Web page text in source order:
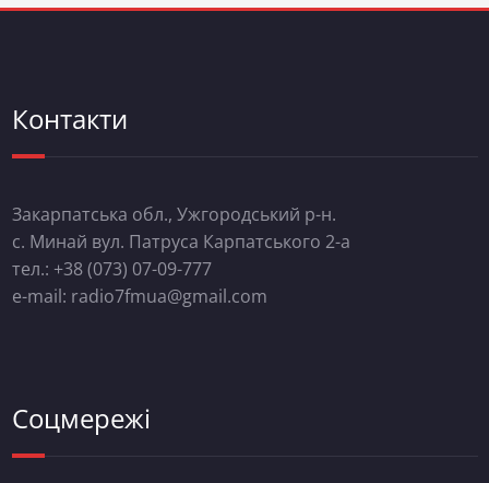
Контакти
Закарпатська обл., Ужгородський р-н.
с. Минай вул. Патруса Карпатського 2-а
тел.: +38 (073) 07-09-777
e-mail: radio7fmua@gmail.com
Соцмережі